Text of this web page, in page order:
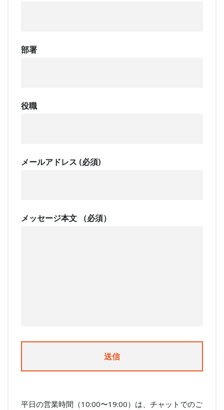
部署
役職
メールアドレス (必須)
メッセージ本文 （必須）
平日の営業時間（10:00〜19:00）は、チャットでのご